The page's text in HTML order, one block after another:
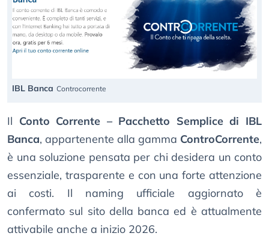
IBL Banca Controcorrente
Il Conto Corrente – Pacchetto Semplice di IBL
Banca, appartenente alla gamma ControCorrente,
è una soluzione pensata per chi desidera un conto
essenziale, trasparente e con una forte attenzione
ai costi. Il naming ufficiale aggiornato è
confermato sul sito della banca ed è attualmente
attivabile anche a inizio 2026.